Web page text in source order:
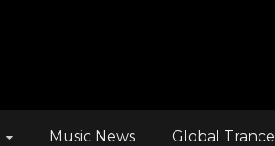
Music News Global